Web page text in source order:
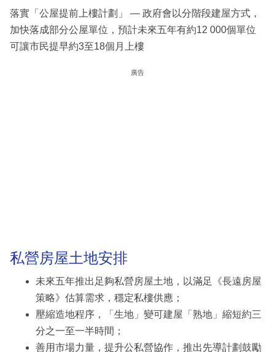
落實「公屋提前上樓計劃」 — 政府會以分階段建屋方式，
加快落成部分公屋單位，預計未來五年有約12 000個單位
可讓市民提早約3至18個月上樓
廣告
私營房屋土地安排
未來五年推出足夠私營房屋土地，以滿足《長遠房屋
策略》估算需求，穩定私樓供應；
壓縮造地程序，「生地」變可建屋「熟地」縮短約三
分之一至一半時間；
善用市場力量，提升公私營協作，推出先導計劃鼓勵